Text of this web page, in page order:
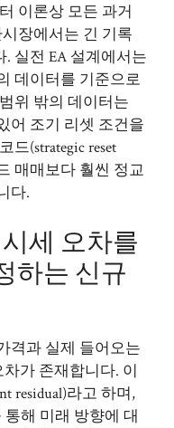
이론상 모든 과거
장에서는 긴 기록
실전 EA 설계에서는
데이터를 기준으로
위 밖의 데이터는
어 조기 리셋 조건을
드(strategic reset
매매보다 훨씬 정교
다.
세 오차를
하는 신규
격과 실제 들어오는
가 존재합니다. 이
residual)라고 하며,
해 미래 방향에 대